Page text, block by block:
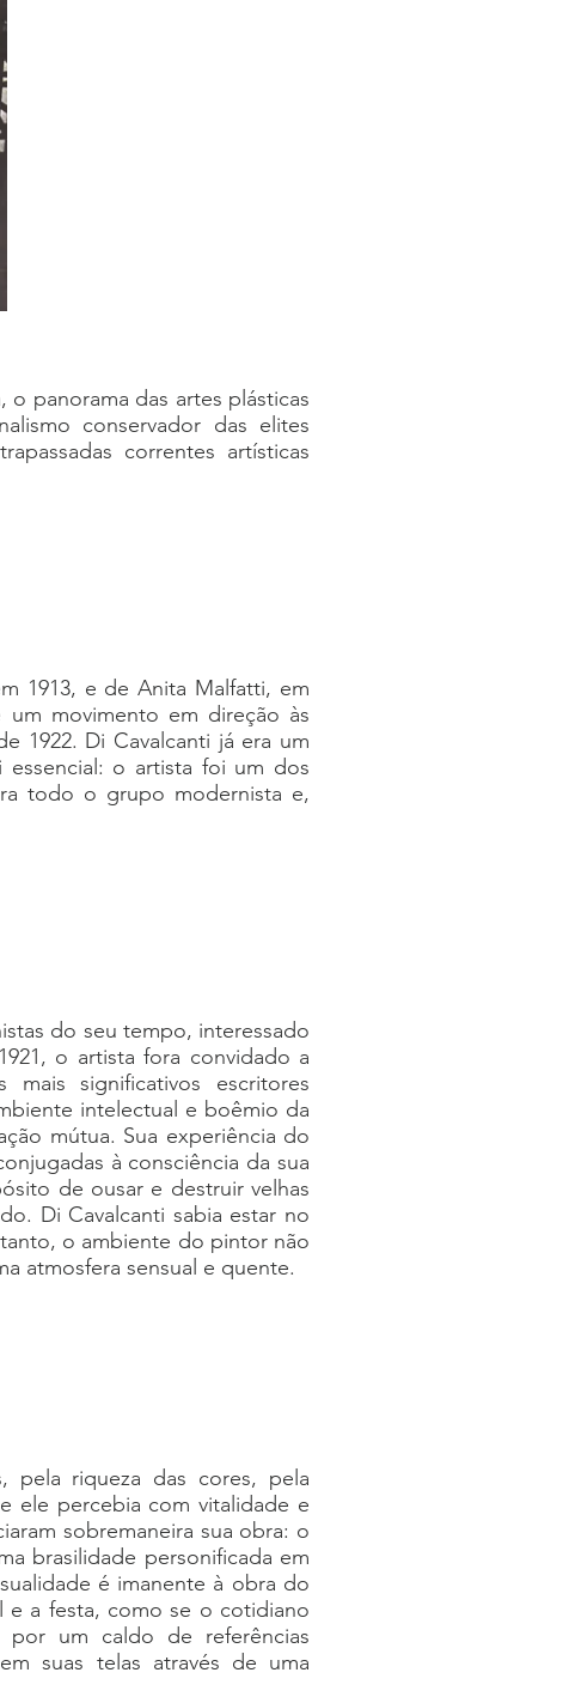
panorama das artes plásticas
conservador das elites
correntes artísticas
1913, e de Anita Malfatti, em
um movimento em direção às
1922. Di Cavalcanti já era um
essencial: o artista foi um dos
todo o grupo modernista e,
do seu tempo, interessado
o artista fora convidado a
significativos escritores
intelectual e boêmio da
mútua. Sua experiência do
à consciência da sua
de ousar e destruir velhas
Di Cavalcanti sabia estar no
o ambiente do pintor não
atmosfera sensual e quente.
pela riqueza das cores, pela
ele percebia com vitalidade e
sobremaneira sua obra: o
brasilidade personificada em
é imanente à obra do
e a festa, como se o cotidiano
por um caldo de referências
suas telas através de uma